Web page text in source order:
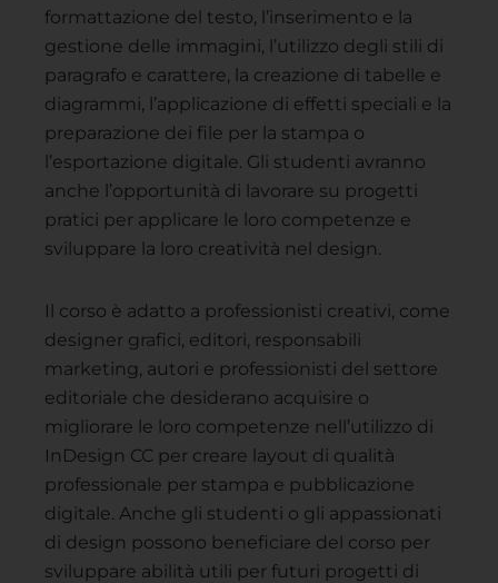
formattazione del testo, l’inserimento e la
gestione delle immagini, l’utilizzo degli stili di
paragrafo e carattere, la creazione di tabelle e
diagrammi, l’applicazione di effetti speciali e la
preparazione dei file per la stampa o
l’esportazione digitale. Gli studenti avranno
anche l’opportunità di lavorare su progetti
pratici per applicare le loro competenze e
sviluppare la loro creatività nel design.
Il corso è adatto a professionisti creativi, come
designer grafici, editori, responsabili
marketing, autori e professionisti del settore
editoriale che desiderano acquisire o
migliorare le loro competenze nell’utilizzo di
InDesign CC per creare layout di qualità
professionale per stampa e pubblicazione
digitale. Anche gli studenti o gli appassionati
di design possono beneficiare del corso per
sviluppare abilità utili per futuri progetti di